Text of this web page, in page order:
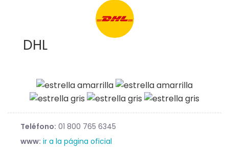
DHL
Teléfono: 01 800 765 6345
www: ir a la página oficial